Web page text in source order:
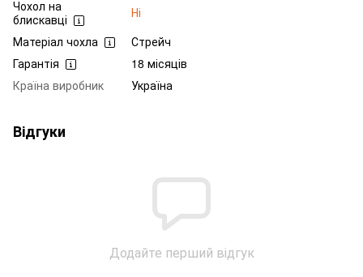
Чохол на
блискавці
Ні
Матеріал чохла
Стрейч
Гарантія
18 місяців
Країна виробник
Україна
Відгуки
Додайте перший відгук